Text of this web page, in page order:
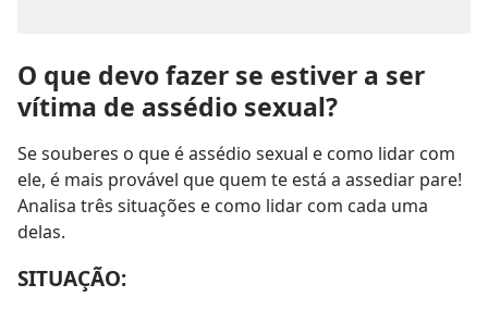
O que devo fazer se estiver a ser
vítima de assédio sexual?
Se souberes o que é assédio sexual e como lidar com
ele, é mais provável que quem te está a assediar pare!
Analisa três situações e como lidar com cada uma
delas.
SITUAÇÃO: